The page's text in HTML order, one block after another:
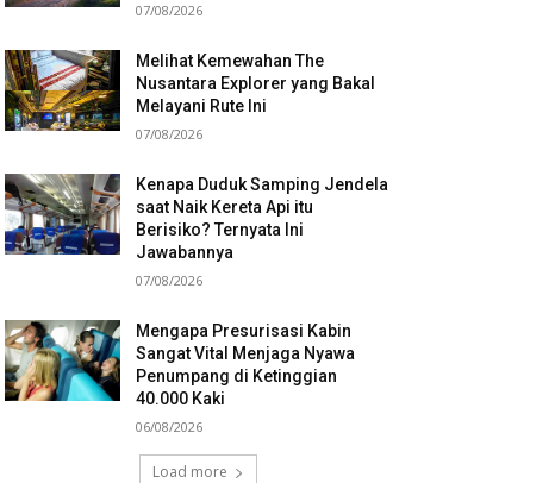
07/08/2026
Melihat Kemewahan The
Nusantara Explorer yang Bakal
Melayani Rute Ini
07/08/2026
Kenapa Duduk Samping Jendela
saat Naik Kereta Api itu
Berisiko? Ternyata Ini
Jawabannya
07/08/2026
Mengapa Presurisasi Kabin
Sangat Vital Menjaga Nyawa
Penumpang di Ketinggian
40.000 Kaki
06/08/2026
Load more